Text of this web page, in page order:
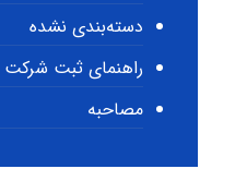
دسته‌بندی نشده
راهنمای ثبت شرکت
مصاحبه